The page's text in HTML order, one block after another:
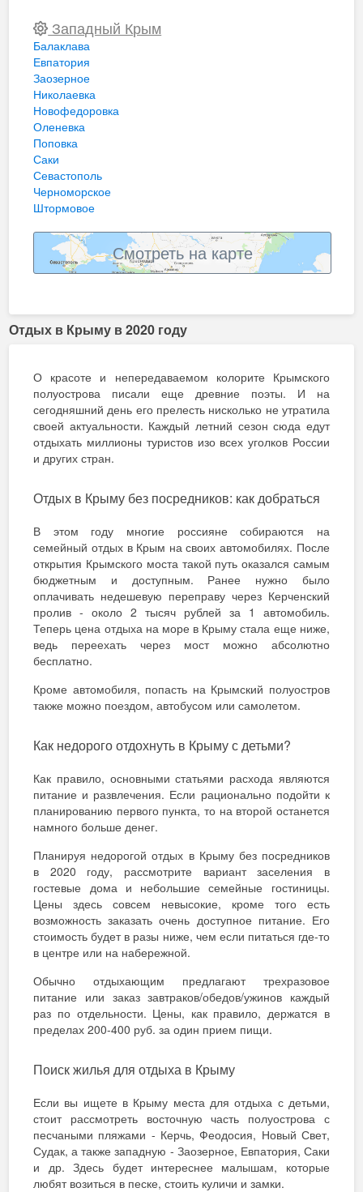
Западный Крым
Балаклава
Евпатория
Заозерное
Николаевка
Новофедоровка
Оленевка
Поповка
Саки
Севастополь
Черноморское
Штормовое
Смотреть на карте
Отдых в Крыму в 2020 году
О красоте и непередаваемом колорите Крымского
полуострова писали еще древние поэты. И на
сегодняшний день его прелесть нисколько не утратила
своей актуальности. Каждый летний сезон сюда едут
отдыхать миллионы туристов изо всех уголков России
и других стран.
Отдых в Крыму без посредников: как добраться
В этом году многие россияне собираются на
семейный отдых в Крым на своих автомобилях. После
открытия Крымского моста такой путь оказался самым
бюджетным и доступным. Ранее нужно было
оплачивать недешевую переправу через Керченский
пролив - около 2 тысяч рублей за 1 автомобиль.
Теперь цена отдыха на море в Крыму стала еще ниже,
ведь переехать через мост можно абсолютно
бесплатно.
Кроме автомобиля, попасть на Крымский полуостров
также можно поездом, автобусом или самолетом.
Как недорого отдохнуть в Крыму с детьми?
Как правило, основными статьями расхода являются
питание и развлечения. Если рационально подойти к
планированию первого пункта, то на второй останется
намного больше денег.
Планируя недорогой отдых в Крыму без посредников
в 2020 году, рассмотрите вариант заселения в
гостевые дома и небольшие семейные гостиницы.
Цены здесь совсем невысокие, кроме того есть
возможность заказать очень доступное питание. Его
стоимость будет в разы ниже, чем если питаться где-то
в центре или на набережной.
Обычно отдыхающим предлагают трехразовое
питание или заказ завтраков/обедов/ужинов каждый
раз по отдельности. Цены, как правило, держатся в
пределах 200-400 руб. за один прием пищи.
Поиск жилья для отдыха в Крыму
Если вы ищете в Крыму места для отдыха с детьми,
стоит рассмотреть восточную часть полуострова с
песчаными пляжами - Керчь, Феодосия, Новый Свет,
Судак, а также западную - Заозерное, Евпатория, Саки
и др. Здесь будет интереснее малышам, которые
любят возиться в песке, стоить куличи и замки.